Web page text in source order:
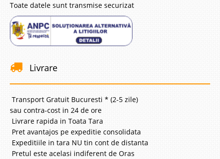
Toate datele sunt transmise securizat
Livrare
Transport Gratuit Bucuresti * (2-5 zile)
sau contra-cost in 24 de ore
Livrare rapida in Toata Tara
Pret avantajos pe expeditie consolidata
Expeditiile in tara NU tin cont de distanta
Pretul este acelasi indiferent de Oras